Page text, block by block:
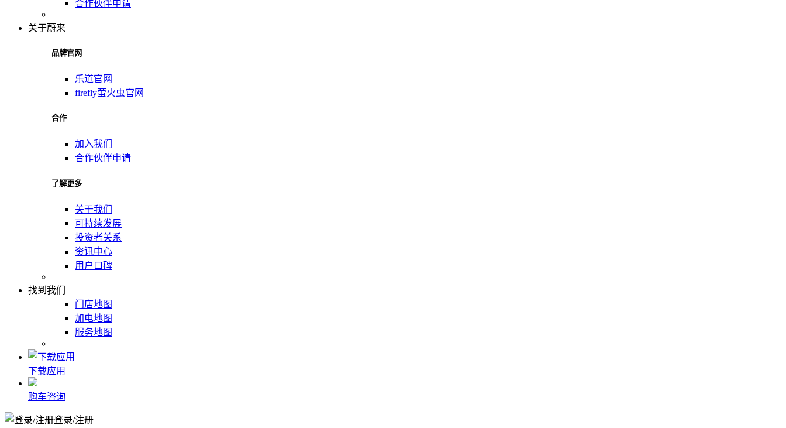
合作伙伴申请
关于蔚来
品牌官网
乐道官网
firefly萤火虫官网
合作
加入我们
合作伙伴申请
了解更多
关于我们
可持续发展
投资者关系
资讯中心
用户口碑
找到我们
门店地图
加电地图
服务地图
下载应用
购车咨询
登录/注册